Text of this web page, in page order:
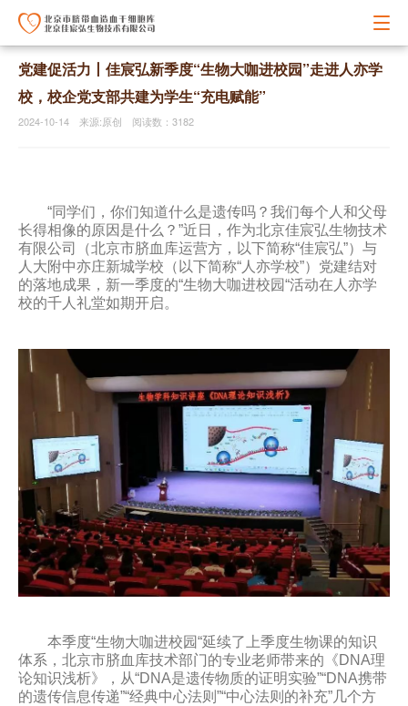
党建促活力丨佳宸弘新季度“生物大咖进校园”走进人亦学
校，校企党支部共建为学生“充电赋能”
2024-10-14 来源:原创 阅读数：3182
“同学们，你们知道什么是遗传吗？我们每个人和父母
长得相像的原因是什么？”近日，作为北京佳宸弘生物技术
有限公司（北京市脐血库运营方，以下简称“佳宸弘”）与
人大附中亦庄新城学校（以下简称“人亦学校”）党建结对
的落地成果，新一季度的“生物大咖进校园“活动在人亦学
校的千人礼堂如期开启。
本季度“生物大咖进校园“延续了上季度生物课的知识
体系，北京市脐血库技术部门的专业老师带来的《DNA理
论知识浅析》，从“DNA是遗传物质的证明实验”“DNA携带
的遗传信息传递”“经典中心法则”“中心法则的补充”几个方